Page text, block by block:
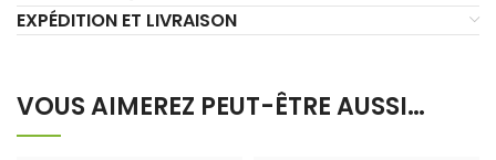
EXPÉDITION ET LIVRAISON
VOUS AIMEREZ PEUT-ÊTRE AUSSI…